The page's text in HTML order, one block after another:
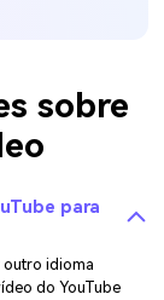
sobre
para
outro idioma
do YouTube